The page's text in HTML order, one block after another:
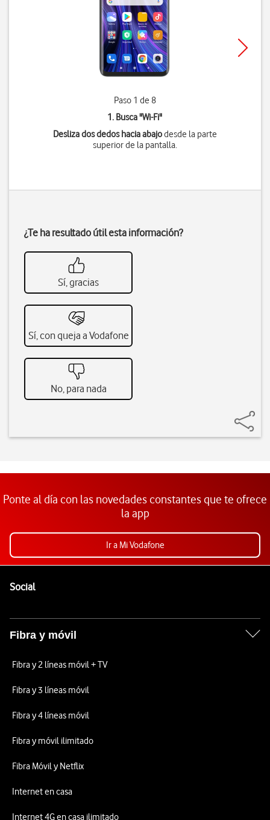
Paso 1 de 8
1. Busca "Wi-Fi"
Desliza dos dedos hacia abajodesde la parte
superior de la pantalla.
¿Te ha resultado útil esta información?
Sí, gracias
Sí, con queja a Vodafone
No, para nada
Ponte al día con las novedades constantes que te ofrece
la app
Ir a Mi Vodafone
SocialEnlaces a las redes sociales de Vodafone
Fibra y móvil
Fibra y 2 líneas móvil + TV
Fibra y 3 líneas móvil
Fibra y 4 líneas móvil
Fibra y móvil ilimitado
Fibra Móvil y Netflix
Internet en casa
Internet 4G en casa ilimitado